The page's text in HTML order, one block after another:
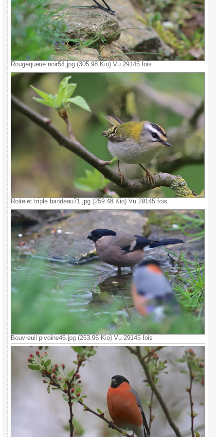
Rougequeue noir54.jpg (305.98 Kio) Vu 29145 fois
Roitelet triple bandeau71.jpg (259.48 Kio) Vu 29145 fois
Bouvreuil pivoine46.jpg (263.96 Kio) Vu 29145 fois